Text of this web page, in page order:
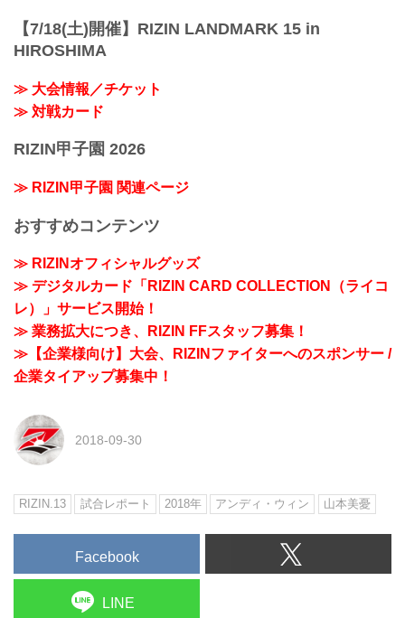
【7/18(土)開催】RIZIN LANDMARK 15 in
HIROSHIMA
≫ 大会情報／チケット
≫ 対戦カード
RIZIN甲子園 2026
≫ RIZIN甲子園 関連ページ
おすすめコンテンツ
≫ RIZINオフィシャルグッズ
≫ デジタルカード「RIZIN CARD COLLECTION（ライコ
レ）」サービス開始！
≫ 業務拡大につき、RIZIN FFスタッフ募集！
≫【企業様向け】大会、RIZINファイターへのスポンサー /
企業タイアップ募集中！
2018-09-30
RIZIN.13 試合レポート 2018年 アンディ・ウィン 山本美憂
Facebook
LINE